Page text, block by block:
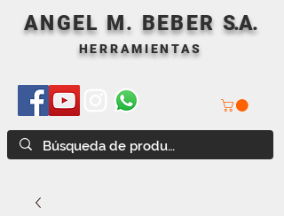
ANGEL M. BEBER S.A.
HERRAMIENTAS